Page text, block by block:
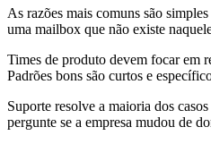
As razões mais comuns são
uma mailbox que não existe
Times de produto devem focar em
Padrões bons são curtos e
Suporte resolve a maioria dos
pergunte se a empresa mudou de